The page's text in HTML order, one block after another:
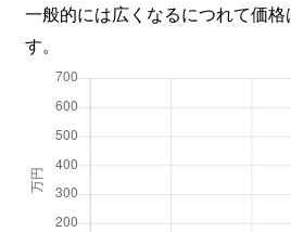
一般的には広くなるにつれて価格
す。